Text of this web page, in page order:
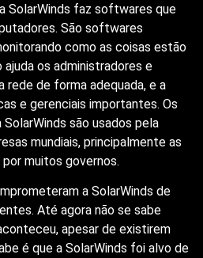
SolarWinds faz softwares que
São softwares
como as coisas estão
os administradores e
rede de forma adequada, e a
e gerenciais importantes. Os
são usados pela
mundiais, principalmente as
muitos governos.
a SolarWinds de
Até agora não se sabe
apesar de existirem
é que a SolarWinds foi alvo de